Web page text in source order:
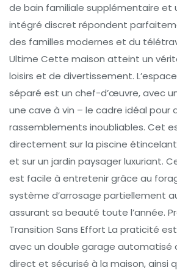
de bain familiale supplémentaire et
intégré discret répondent
des familles modernes et du
Ultime Cette maison atteint un
loisirs et de divertissement.
séparé est un chef-d’œuvre, avec
une cave à vin – le cadre idéal pour
rassemblements inoubliables. Cet
directement sur la piscine
et sur un jardin paysager luxuriant.
est facile à entretenir grâce au
système d’arrosage partiellement
assurant sa beauté toute l’année.
Transition Sans Effort La praticité
avec un double garage automatisé
direct et sécurisé à la maison, ainsi